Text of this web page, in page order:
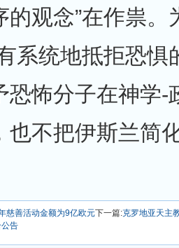
的观念”在作祟。
系统地抵拒恐惧
恐怖分子在神学-
也不把伊斯兰简
慈善活动金额为9亿欧元下一篇:克罗地亚天主
告